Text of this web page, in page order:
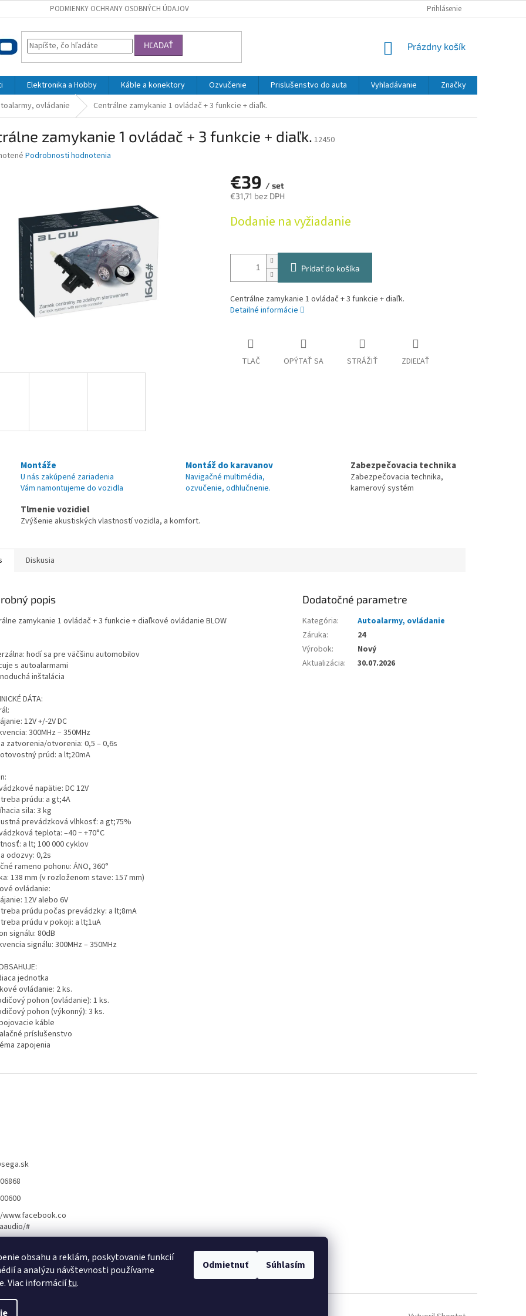
obsahu a reklám, poskytovanie funkcií
a analýzu návštevnosti používame
Viac informáciítu.
Odmietnuť Súhlasím
PODMIENKY OCHRANY OSOBNÝCH ÚDAJOV Prihlásenie
HĽADAŤ
NÁKUPNÝ
Prázdny košík
Elektronika a Hobby Káble a konektory Ozvučenie Prislušenstvo do auta Vyhladávanie
Značky
ovládanie Centrálne zamykanie 1 ovládač + 3 funkcie + diaľk.
zamykanie 1 ovládač + 3 funkcie + diaľk. 12450
Podrobnosti hodnotenia
€39 / set
€31,71 bez DPH
cena:
Dodanie na vyžiadanie
Pridať do košíka
Centrálne zamykanie 1 ovládač + 3 funkcie + diaľk.
Detailné informácie
TLAČ OPÝTAŤ SA STRÁŽIŤ ZDIEĽAŤ
Montáže
U nás zakúpené zariadenia
Vám namontujeme do vozidla
Montáž do karavanov
Navigačné multimédia,
ozvučenie, odhlučnenie.
Zabezpečovacia technika
Zabezpečovacia technika,
kamerový systém
Tlmenie vozidiel
Zvýšenie akustiských vlastností vozidla, a komfort.
Diskusia
popis
zamykanie 1 ovládač + 3 funkcie + diaľkové ovládanie BLOW
hodí sa pre väčšinu automobilov
s autoalarmami
inštalácia
DÁTA:
12V +/-2V DC
300MHz – 350MHz
zatvorenia/otvorenia: 0,5 – 0,6s
prúd: a lt;20mA
napätie: DC 12V
prúdu: a gt;4A
sila: 3 kg
prevádzková vlhkosť: a gt;75%
teplota: –40 ~ +70°C
a lt; 100 000 cyklov
odozvy: 0,2s
rameno pohonu: ÁNO, 360°
138 mm (v rozloženom stave: 157 mm)
ovládanie:
12V alebo 6V
prúdu počas prevádzky: a lt;8mA
prúdu v pokoji: a lt;1uA
signálu: 80dB
signálu: 300MHz – 350MHz
jednotka
ovládanie: 2 ks.
pohon (ovládanie): 1 ks.
pohon (výkonný): 3 ks.
káble
príslušenstvo
zapojenia
Dodatočné parametre
Kategória:
Autoalarmy, ovládanie
Záruka:
24
Výrobok:
Nový
Aktualizácia: 30.07.2026
sega.sk
#
montáže ] [ Obchodné podmienky ] [ Kontakty ] [ Ochrana osobných údajov GDRP ]